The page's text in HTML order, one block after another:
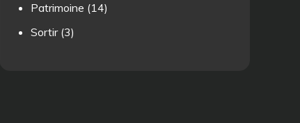
Patrimoine (14)
Sortir(3)